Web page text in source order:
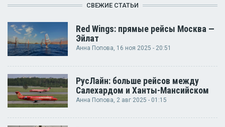
СВЕЖИЕ СТАТЬИ
Red Wings: прямые рейсы Москва —
Эйлат
Анна Попова, 16 ноя 2025 - 20:51
РусЛайн: больше рейсов между
Салехардом и Ханты-Мансийском
Анна Попова , 2 авг 2025 - 01:15